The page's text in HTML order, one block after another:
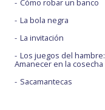
La bola negra
La invitación
Los juegos del hambre:
Amanecer en la cosecha
Sacamantecas